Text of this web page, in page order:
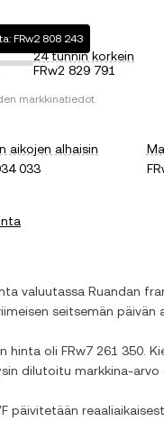
FRw2 808 243
24 tunnin korkein
FRw2 829 791
markkinatiedot.
aikojen alhaisin
033
valuutassa Ruandan
seitsemän päivän
hinta oli FRw7 261 350 .
dilutoitu markkina-arvo
päivitetään